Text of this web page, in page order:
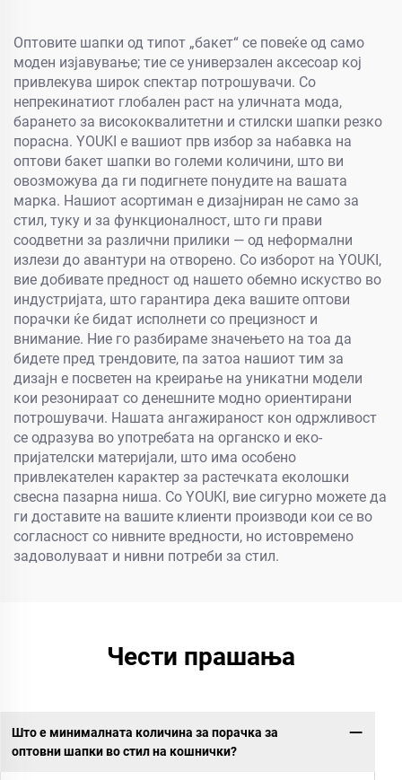
Оптовите шапки од типот „бакет“ се повеќе од само
моден изјавување; тие се универзален аксесоар кој
привлекува широк спектар потрошувачи. Со
непрекинатиот глобален раст на уличната мода,
барането за висококвалитетни и стилски шапки резко
порасна. YOUKI е вашиот прв избор за набавка на
оптови бакет шапки во големи количини, што ви
овозможува да ги подигнете понудите на вашата
марка. Нашиот асортиман е дизајниран не само за
стил, туку и за функционалност, што ги прави
соодветни за различни прилики — од неформални
излези до авантури на отворено. Со изборот на YOUKI,
вие добивате предност од нашето обемно искуство во
индустријата, што гарантира дека вашите оптови
порачки ќе бидат исполнети со прецизност и
внимание. Ние го разбираме значењето на тоа да
бидете пред трендовите, па затоа нашиот тим за
дизајн е посветен на креирање на уникатни модели
кои резонираат со денешните модно ориентирани
потрошувачи. Нашата ангажираност кон одржливост
се одразува во употребата на органско и еко-
пријателски материјали, што има особено
привлекателен карактер за растечката еколошки
свесна пазарна ниша. Со YOUKI, вие сигурно можете да
ги доставите на вашите клиенти производи кои се во
согласност со нивните вредности, но истовремено
задоволуваат и нивни потреби за стил.
Чести прашања
Што е минималната количина за порачка за
оптовни шапки во стил на кошнички?